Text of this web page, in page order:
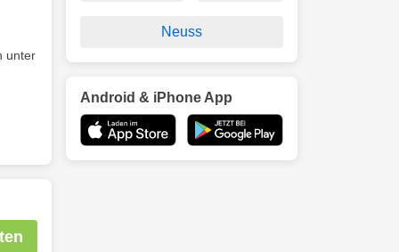
unter
Neuss
Android & iPhone App